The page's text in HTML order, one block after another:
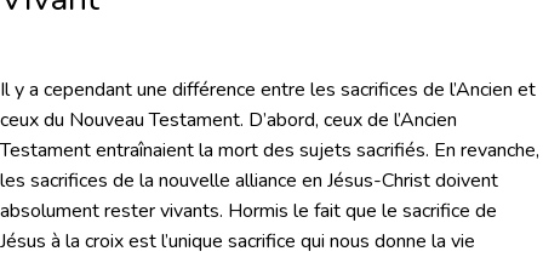
Il y a cependant une différence entre les sacrifices de l’Ancien et
ceux du Nouveau Testament. D’abord, ceux de l’Ancien
Testament entraînaient la mort des sujets sacrifiés. En revanche,
les sacrifices de la nouvelle alliance en Jésus-Christ doivent
absolument rester vivants. Hormis le fait que le sacrifice de
Jésus à la croix est l’unique sacrifice qui nous donne la vie